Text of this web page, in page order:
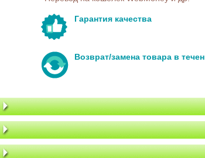
Гарантия качества
Возврат/замена товара в